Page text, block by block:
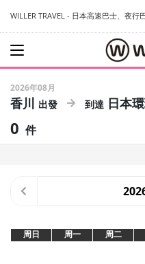
WILLER TRAVEL - 日本高速巴士、夜行
2026年08月
香川 日本
0 件
周日 周一 周二